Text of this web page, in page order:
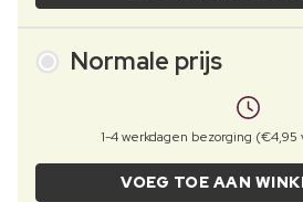
Normale prijs
1-4 werkdagen bezorging (€4,95
VOEG TOE AAN